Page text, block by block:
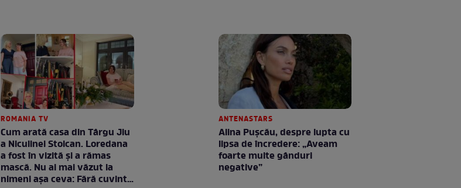
ROMANIA TV
Cum arată casa din Târgu Jiu
a Niculinei Stoican. Loredana
a fost în vizită și a rămas
mască. Nu ai mai văzut la
nimeni așa ceva: Fără cuvinte
ANTENASTARS
Alina Pușcău, despre lupta cu
lipsa de încredere: „Aveam
foarte multe gânduri
negative”